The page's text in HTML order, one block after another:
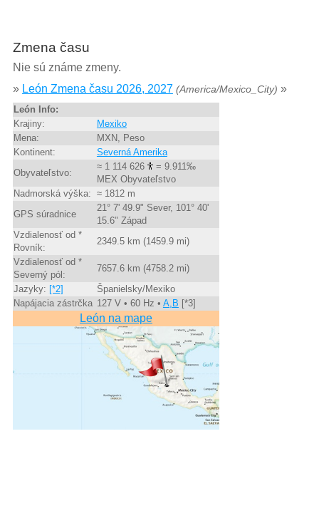
Zmena času
Nie sú známe zmeny.
» León Zmena času 2026, 2027 (America/Mexico_City) »
León Info:
Krajiny:
Mexiko
Mena:
MXN, Peso
Kontinent:
Severná Amerika
Obyvateľstvo:
≈ 1 114 626
= 9.911‰
MEX Obyvateľstvo
Nadmorská výška: ≈ 1812 m
GPS súradnice
21° 7' 49.9" Sever, 101° 40'
15.6" Západ
Vzdialenosť od *
Rovník:
2349.5 km (1459.9 mi)
Vzdialenosť od *
Severný pól:
7657.6 km (4758.2 mi)
Jazyky: [*2]
Španielsky/Mexiko
Napájacia zástrčka 127 V • 60 Hz • A,B [*3]
León na mape